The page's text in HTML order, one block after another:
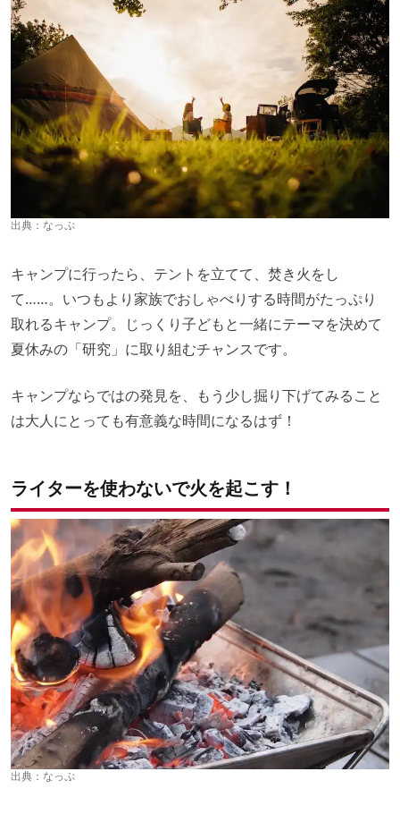
出典： なっぷ
キャンプに行ったら、テントを立てて、焚き火をし
て……。いつもより家族でおしゃべりする時間がたっぷり
取れるキャンプ。じっくり子どもと一緒にテーマを決めて
夏休みの「研究」に取り組むチャンスです。
キャンプならではの発見を、もう少し掘り下げてみること
は大人にとっても有意義な時間になるはず！
ライターを使わないで火を起こす！
出典： なっぷ